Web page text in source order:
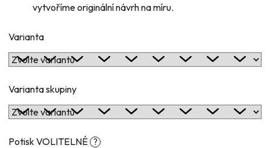
vytvoříme originální návrh na míru.
Varianta
Varianta skupiny
Potisk VOLITELNÉ ?